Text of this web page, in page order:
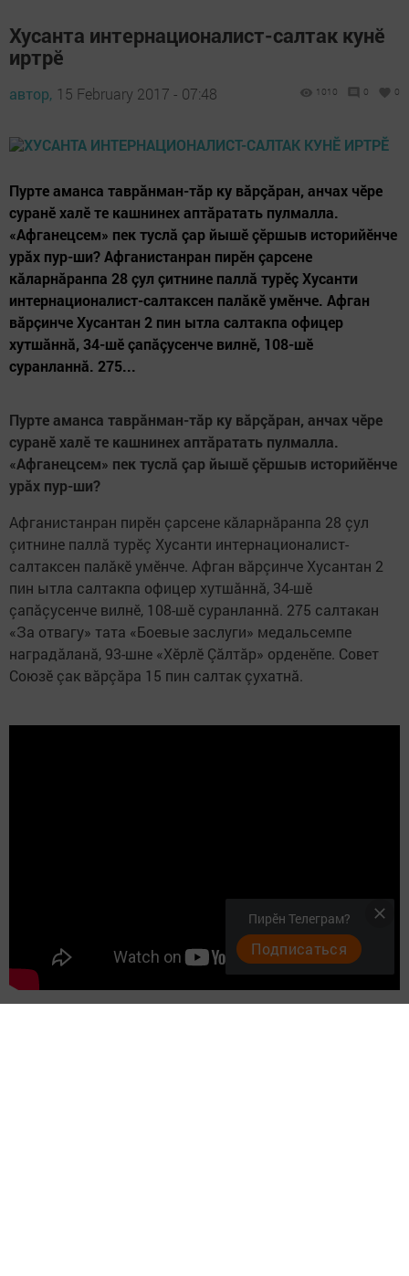
Хусанта интернационалист-салтак кунӗ
иртрӗ
автор, 15 February 2017 - 07:48 1010 0 0
Пурте аманса таврăнман-тăр ку вăрçăран, анчах чӗре
суранӗ халӗ те кашнинех аптăратать пулмалла.
«Афганецсем» пек туслă çар йышӗ çӗршыв историйӗнче
урăх пур-ши? Афганистанран пирӗн çарсене
кăларнăранпа 28 çул çитнине паллă турӗç Хусанти
интернационалист-салтаксен палăкӗ умӗнче. Афган
вăрçинче Хусантан 2 пин ытла салтакпа офицер
хутшăннă, 34-шӗ çапăçусенче вилнӗ, 108-шӗ
суранланнă. 275...
Пурте аманса таврăнман-тăр ку вăрçăран, анчах чӗре
суранӗ халӗ те кашнинех аптăратать пулмалла.
«Афганецсем» пек туслă çар йышӗ çӗршыв историйӗнче
урăх пур-ши?
Афганистанран пирӗн çарсене кăларнăранпа 28 çул
çитнине паллă турӗç Хусанти интернационалист-
салтаксен палăкӗ умӗнче. Афган вăрçинче Хусантан 2
пин ытла салтакпа офицер хутшăннă, 34-шӗ
çапăçусенче вилнӗ, 108-шӗ суранланнă. 275 салтакан
«За отвагу» тата «Боевые заслуги» медальсемпе
наградăланă, 93-шне «Хӗрлӗ Çăлтăр» орденӗпе. Совет
Союзӗ çак вăрçăра 15 пин салтак çухатнă.
Пирӗн Телеграм?
Подписаться